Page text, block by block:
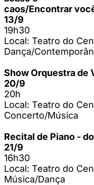
caos/Encontrar
13/9
19h30
Local: Teatro do
Dança/
Show Orquestra de
20/9
20h
Local: Teatro do
Concerto/Música
Recital de Piano -
21/9
16h30
Local: Teatro do
Música/Dança